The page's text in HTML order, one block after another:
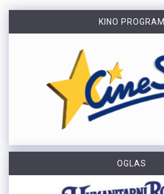
KINO PROGRAM
OGLAS